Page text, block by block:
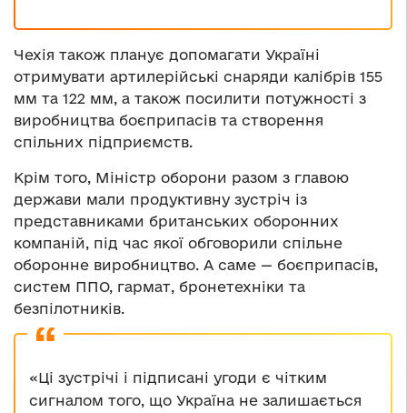
Чехія також планує допомагати Україні
отримувати артилерійські снаряди калібрів 155
мм та 122 мм, а також посилити потужності з
виробництва боєприпасів та створення
спільних підприємств.
Крім того, Міністр оборони разом з главою
держави мали продуктивну зустріч із
представниками британських оборонних
компаній, під час якої обговорили спільне
оборонне виробництво. А саме — боєприпасів,
систем ППО, гармат, бронетехніки та
безпілотників.
«Ці зустрічі і підписані угоди є чітким
сигналом того, що Україна не залишається